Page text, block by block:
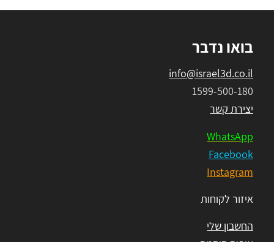
בואו נדבר
info@israel3d.co.il
1599-500-180
יצירת קשר
WhatsApp
Facebook
Instagram
איזור לקוחות
החשבון שלי